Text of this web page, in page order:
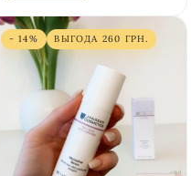
- 14% ВЫГОДА 260 ГРН.